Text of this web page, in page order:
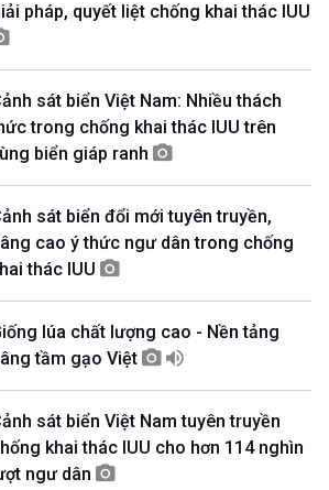
pháp, quyết liệt chống khai thác IUU
sát biển Việt Nam: Nhiều thách
trong chống khai thác IUU trên
biển giáp ranh
sát biển đổi mới tuyên truyền,
cao ý thức ngư dân trong chống
thác IUU
lúa chất lượng cao - Nền tảng
tầm gạo Việt
sát biển Việt Nam tuyên truyền
khai thác IUU cho hơn 114 nghìn
ngư dân